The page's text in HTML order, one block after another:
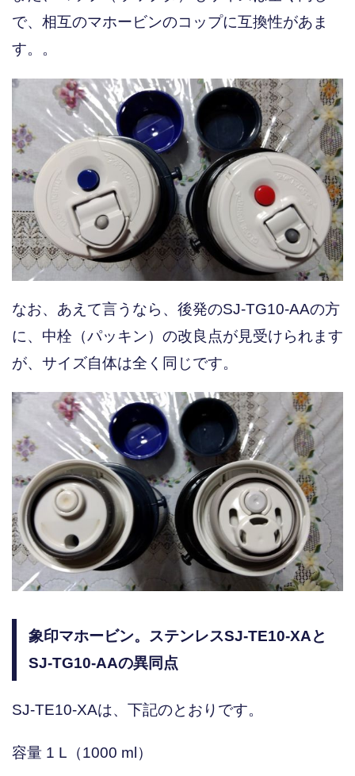
で、相互のマホービンのコップに互換性があま
す。。
なお、あえて言うなら、後発のSJ-TG10-AAの方
に、中栓（パッキン）の改良点が見受けられます
が、サイズ自体は全く同じです。
象印マホービン。ステンレスSJ-TE10-XAと
SJ-TG10-AAの異同点
SJ-TE10-XAは、下記のとおりです。
容量 1 L（1000 ml）